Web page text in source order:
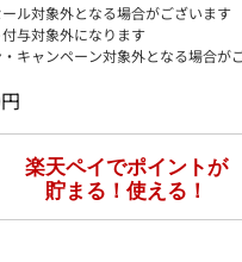
ル対象外となる場合がございます
与対象外になります
キャンペーン対象外となる場合が